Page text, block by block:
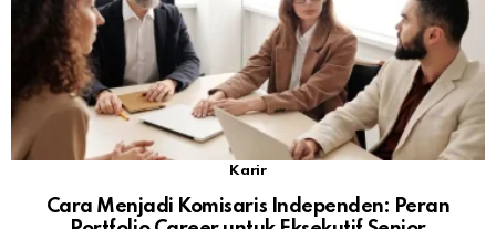
Karir
Cara Menjadi Komisaris Independen: Peran